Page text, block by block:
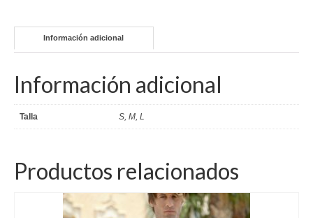
Conjunto de 3 piezas de Comunion
cuello Mao de color celeste
Complementos de Comunión
Can Can Comunion
Arras
Información adicional
Información adicional
Talla S, M, L
Productos relacionados